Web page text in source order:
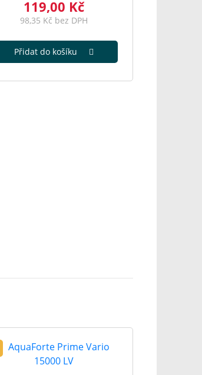
119,00 Kč
98,35 Kč bez DPH
Přidat do košíku